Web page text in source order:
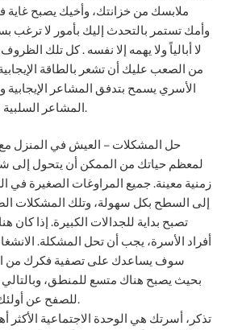
ملابسك من خزانتك، وأخيك يصبح غاية
وأمك تستمر بالتحدث إليك بأمور لا ترغب
لا أبالياً ولا يهمه إلا نفسه . كل تلك
من الصعب عليك أن تشعر بالطاقة
الأسري يسمح بتدفق المشاعر
المشاعر السلبية من علاقاتك و فضائك.
لمعظم حياتك من الممكن أن يتحول إلى
زمنية معينة. جميع المراوغات الصغيرة
إلى السطح بكل سهولة، وتلك المشكلات
تصبح بداية للجدالات الكبيرة. إذا كان
أفراد الأسرة، يجب أن تحل المشكلة.
سوف يساعدك على تصفية فكرك من
بحيث يصبح هناك متسع للمنطق،
للصفح عن أولئك الذين أخطئوا بحقك.
تذكر، أسرتك هي الوحدة الاجتماعية الأكثر